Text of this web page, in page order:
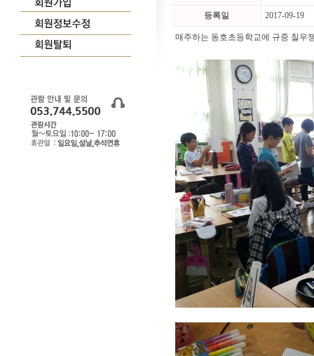
등록일 2017-09-19
매주하는 동호초등학교에 규중 칠우